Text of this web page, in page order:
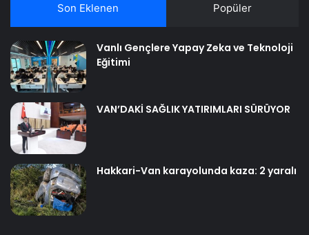
Son Eklenen Popüler
Vanlı Gençlere Yapay Zeka ve Teknoloji
Eğitimi
VAN’DAKİ SAĞLIK YATIRIMLARI SÜRÜYOR
Hakkari-Van karayolunda kaza: 2 yaralı